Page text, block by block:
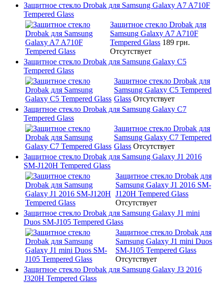
Защитное стекло Drobak для Samsung Galaxy A7 A710F
Tempered Glass
Защитное стекло Drobak для
Samsung Galaxy A7 A710F
Tempered Glass 189 грн.
Отсутствует
Защитное стекло Drobak для Samsung Galaxy C5
Tempered Glass
Защитное стекло Drobak для
Samsung Galaxy C5 Tempered
Glass Отсутствует
Защитное стекло Drobak для Samsung Galaxy C7
Tempered Glass
Защитное стекло Drobak для
Samsung Galaxy C7 Tempered
Glass Отсутствует
Защитное стекло Drobak для Samsung Galaxy J1 2016
SM-J120H Tempered Glass
Защитное стекло Drobak для
Samsung Galaxy J1 2016 SM-
J120H Tempered Glass
Отсутствует
Защитное стекло Drobak для Samsung Galaxy J1 mini
Duos SM-J105 Tempered Glass
Защитное стекло Drobak для
Samsung Galaxy J1 mini Duos
SM-J105 Tempered Glass
Отсутствует
Защитное стекло Drobak для Samsung Galaxy J3 2016
J320H Tempered Glass